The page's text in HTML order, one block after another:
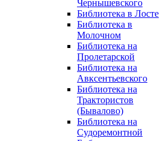
Чернышевского
Библиотека в Лосте
Библиотека в
Молочном
Библиотека на
Пролетарской
Библиотека на
Авксентьевского
Библиотека на
Трактористов
(Бывалово)
Библиотека на
Судоремонтной